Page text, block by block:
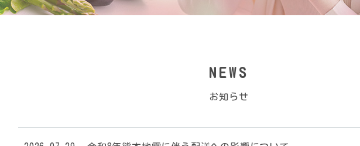
NEWS
お知らせ